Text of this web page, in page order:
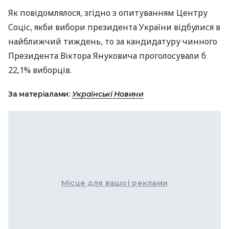
Як повідомлялося, згідно з опитуванням Центру
Соціс, якби вибори президента України відбулися в
найближчий тиждень, то за кандидатуру чинного
Президента Віктора Януковича проголосували б
22,1% виборців.
За матеріалами: Українські Новини
Місце для вашої реклами